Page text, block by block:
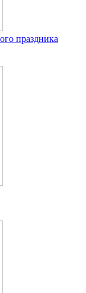
праздника